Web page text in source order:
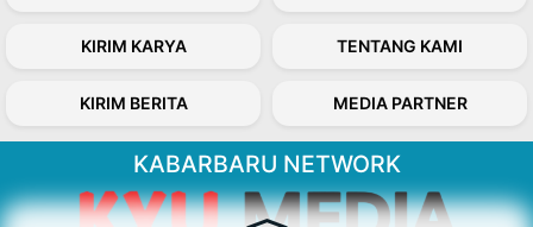
KIRIM KARYA TENTANG KAMI
KIRIM BERITA MEDIA PARTNER
KABARBARU NETWORK